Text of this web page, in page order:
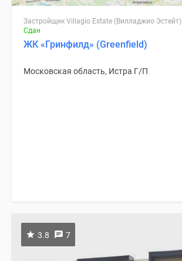
Застройщик Villagio Estate (Вилладжио Эстейт)
Сдан
ЖК «Гринфилд» (Greenfield)
Московская область, Истра Г/П
3.8 7